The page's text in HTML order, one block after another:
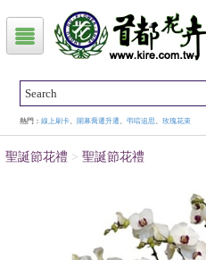
熱門：線上刷卡、 開幕喬遷升遷 、弔唁追思、玫瑰花束
聖誕節花禮 > 聖誕節花禮